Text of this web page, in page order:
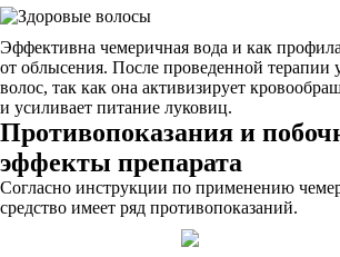
Эффективна чемеричная вода и как
от облысения. После проведенной терапии
волос, так как она активизирует
и усиливает питание луковиц.
Противопоказания и
эффекты препарата
Согласно инструкции по применению
средство имеет ряд противопоказаний.